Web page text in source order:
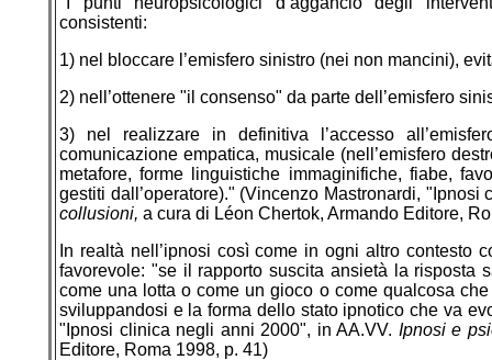
consistenti:
1) nel bloccare l’emisfero sinistro (nei non mancini),
2) nell’ottenere "il consenso" da parte dell’emisfero
3) nel realizzare in definitiva l’accesso
comunicazione empatica, musicale (nell’emisfero
metafore, forme linguistiche immaginifiche, fiabe,
gestiti dall’operatore)." (Vincenzo Mastronardi,
collusioni, a cura di Léon Chertok, Armando Editore,
In realtà nell’ipnosi così come in ogni altro contesto
favorevole: "se il rapporto suscita ansietà la risposta
come una lotta o come un gioco o come qualcosa
sviluppandosi e la forma dello stato ipnotico che va
"Ipnosi clinica negli anni 2000", in AA.VV. Ipnosi e
Editore, Roma 1998, p. 41)